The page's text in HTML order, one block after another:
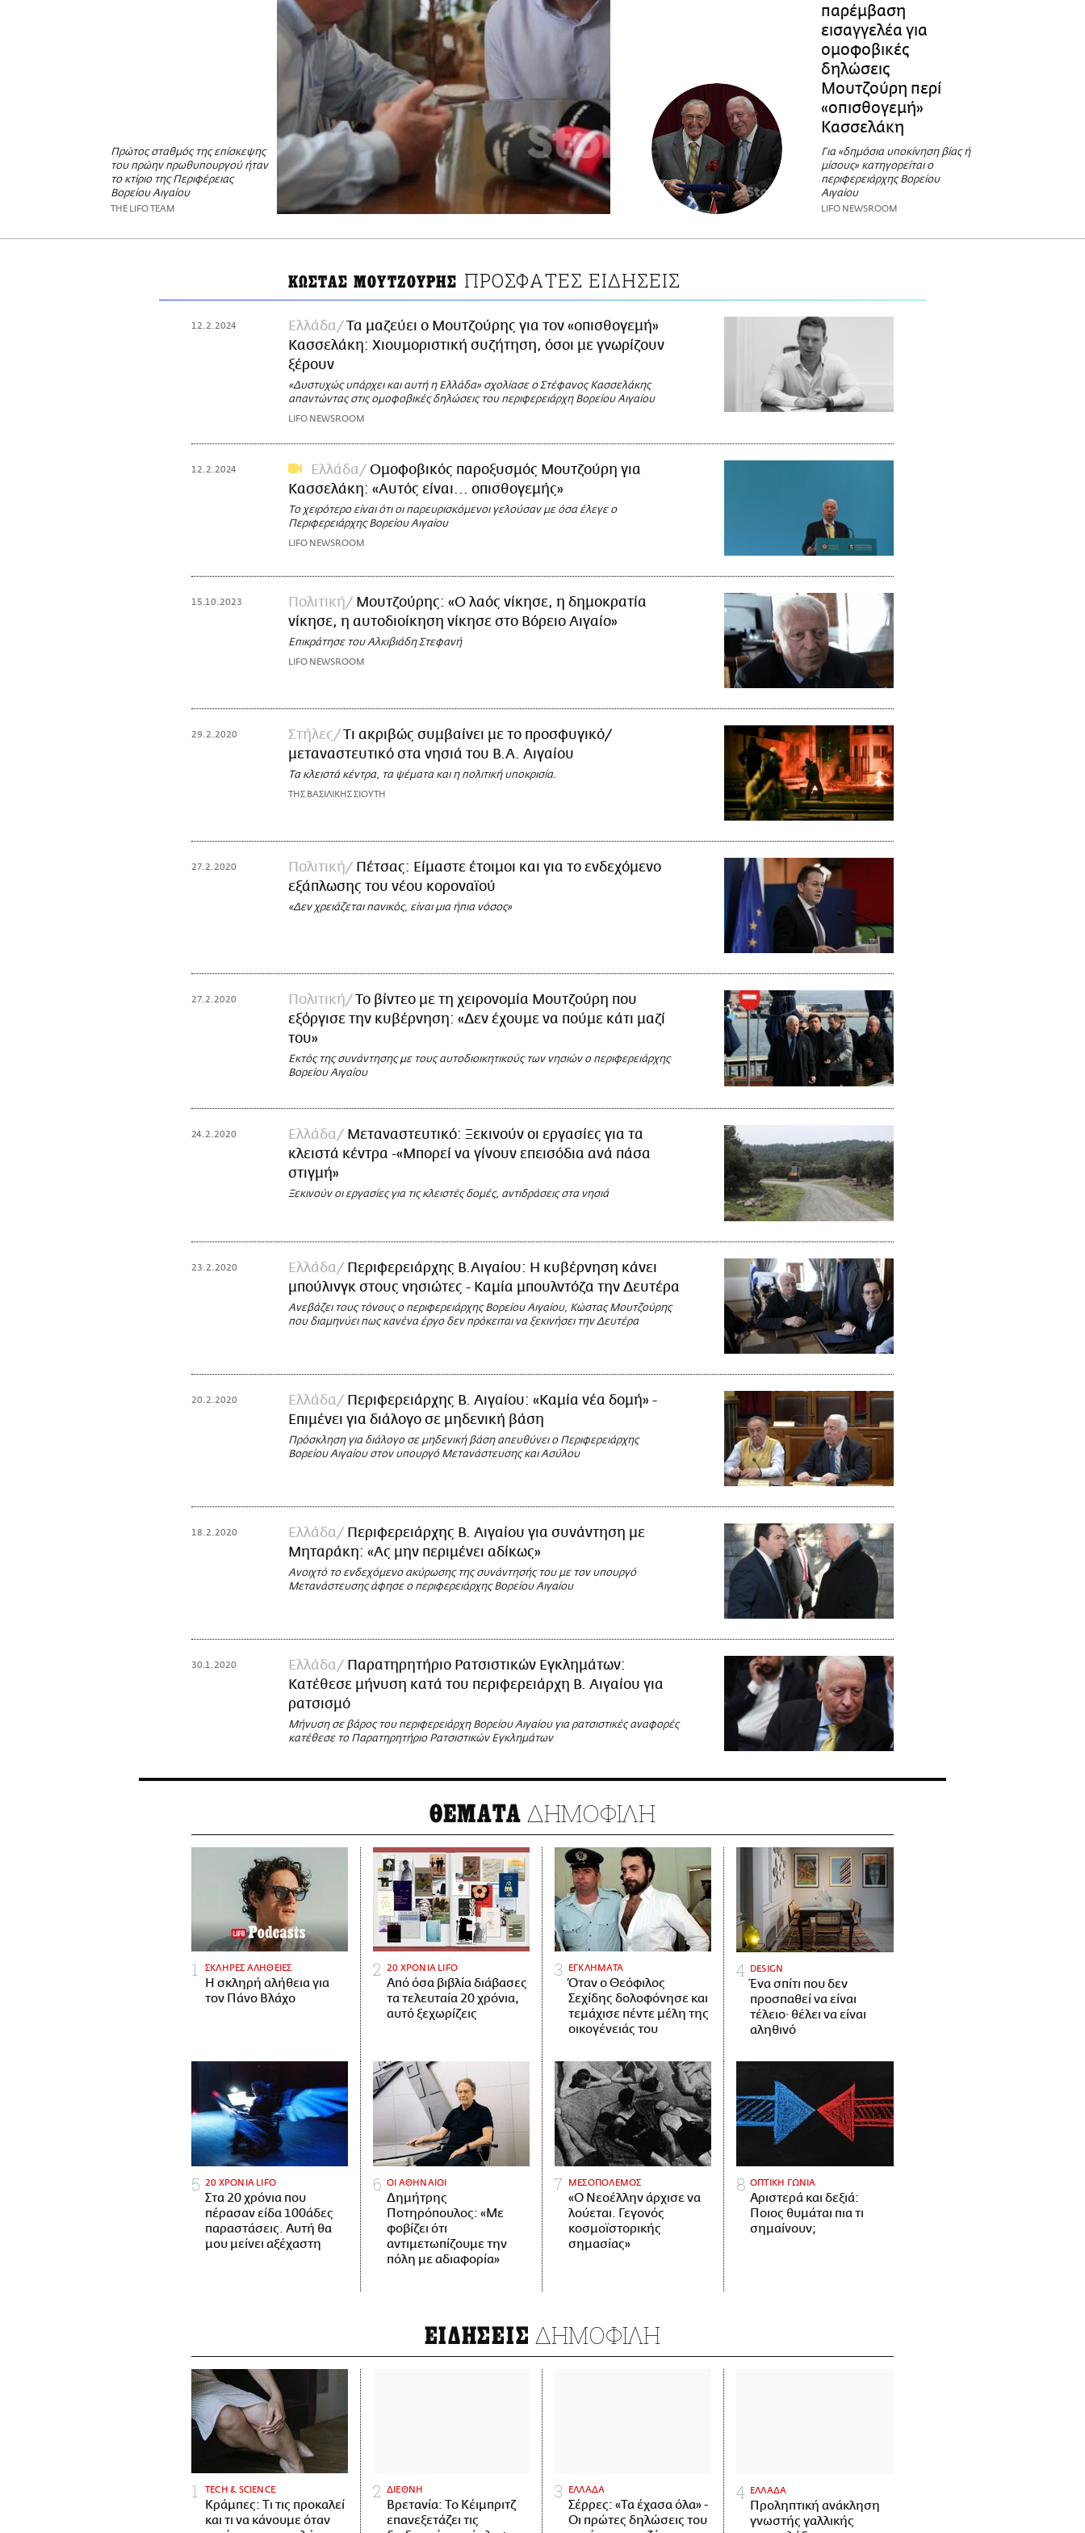
Πρώτος σταθμός της επίσκεψης
του πρώην πρωθυπουργού ήταν
το κτίριο της Περιφέρειας
Βορείου Αιγαίου
THE LIFO TEAM
παρέμβαση
εισαγγελέα για
ομοφοβικές
δηλώσεις
Μουτζούρη περί
«οπισθογεμή»
Κασσελάκη
Για «δημόσια υποκίνηση βίας ή
μίσους» κατηγορείται ο
περιφερειάρχης Βορείου
Αιγαίου
LIFO NEWSROOM
ΚΩΣΤΑΣ ΜΟΥΤΖΟΥΡΗΣ ΠΡΟΣΦΑΤΕΣ ΕΙΔΗΣΕΙΣ
12.2.2024 Ελλάδα
Τα μαζεύει ο Μουτζούρης για τον «οπισθογεμή»
Κασσελάκη: Χιουμοριστική συζήτηση, όσοι με γνωρίζουν
ξέρουν
«Δυστυχώς υπάρχει και αυτή η Ελλάδα» σχολίασε ο Στέφανος Κασσελάκης
απαντώντας στις ομοφοβικές δηλώσεις του περιφερειάρχη Βορείου Αιγαίου
LIFO NEWSROOM
12.2.2024 Ελλάδα
Ομοφοβικός παροξυσμός Μουτζούρη για
Κασσελάκη: «Αυτός είναι... οπισθογεμής»
Το χειρότερο είναι ότι οι παρευρισκόμενοι γελούσαν με όσα έλεγε ο
Περιφερειάρχης Βορείου Αιγαίου
LIFO NEWSROOM
15.10.2023 Πολιτική
Μουτζούρης: «Ο λαός νίκησε, η δημοκρατία
νίκησε, η αυτοδιοίκηση νίκησε στο Βόρειο Αιγαίο»
Επικράτησε του Αλκιβιάδη Στεφανή
LIFO NEWSROOM
29.2.2020 Στήλες
Τι ακριβώς συμβαίνει με το προσφυγικό/
μεταναστευτικό στα νησιά του Β.Α. Αιγαίου
Τα κλειστά κέντρα, τα ψέματα και η πολιτική υποκρισία.
ΤΗΣ ΒΑΣΙΛΙΚΗΣ ΣΙΟΥΤΗ
27.2.2020 Πολιτική
Πέτσας: Είμαστε έτοιμοι και για το ενδεχόμενο
εξάπλωσης του νέου κοροναϊού
«Δεν χρειάζεται πανικός, είναι μια ήπια νόσος»
27.2.2020 Πολιτική
Το βίντεο με τη χειρονομία Μουτζούρη που
εξόργισε την κυβέρνηση: «Δεν έχουμε να πούμε κάτι μαζί
του»
Εκτός της συνάντησης με τους αυτοδιοικητικούς των νησιών ο περιφερειάρχης
Βορείου Αιγαίου
24.2.2020 Ελλάδα
Μεταναστευτικό: Ξεκινούν οι εργασίες για τα
κλειστά κέντρα -«Μπορεί να γίνουν επεισόδια ανά πάσα
στιγμή»
Ξεκινούν οι εργασίες για τις κλειστές δομές, αντιδράσεις στα νησιά
23.2.2020 Ελλάδα
Περιφερειάρχης Β.Αιγαίου: Η κυβέρνηση κάνει
μπούλινγκ στους νησιώτες - Καμία μπουλντόζα την Δευτέρα
Ανεβάζει τους τόνους ο περιφερειάρχης Βορείου Αιγαίου, Κώστας Μουτζούρης
που διαμηνύει πως κανένα έργο δεν πρόκειται να ξεκινήσει την Δευτέρα
20.2.2020 Ελλάδα
Περιφερειάρχης Β. Αιγαίου: «Καμία νέα δομή» -
Επιμένει για διάλογο σε μηδενική βάση
Πρόσκληση για διάλογο σε μηδενική βάση απευθύνει ο Περιφερειάρχης
Βορείου Αιγαίου στον υπουργό Μετανάστευσης και Ασύλου
18.2.2020 Ελλάδα
Περιφερειάρχης Β. Αιγαίου για συνάντηση με
Μηταράκη: «Ας μην περιμένει αδίκως»
Ανοιχτό το ενδεχόμενο ακύρωσης της συνάντησής του με τον υπουργό
Μετανάστευσης άφησε ο περιφερειάρχης Βορείου Αιγαίου
30.1.2020 Ελλάδα
Παρατηρητήριο Ρατσιστικών Εγκλημάτων:
Κατέθεσε μήνυση κατά του περιφερειάρχη Β. Αιγαίου για
ρατσισμό
Μήνυση σε βάρος του περιφερειάρχη Βορείου Αιγαίου για ρατσιστικές αναφορές
κατέθεσε το Παρατηρητήριο Ρατσιστικών Εγκλημάτων
ΘΕΜΑΤΑ ΔΗΜΟΦΙΛΗ
ΣΚΛΗΡΕΣ ΑΛΗΘΕΙΕΣ
H σκληρή αλήθεια για
τον Πάνο Βλάχο
20 ΧΡΟΝΙΑ LIFO
Από όσα βιβλία διάβασες
τα τελευταία 20 χρόνια,
αυτό ξεχωρίζεις
ΕΓΚΛΗΜΑΤΑ
Όταν ο Θεόφιλος
Σεχίδης δολοφόνησε και
τεμάχισε πέντε μέλη της
οικογένειάς του
DESIGN
Ένα σπίτι που δεν
προσπαθεί να είναι
τέλειο· θέλει να είναι
αληθινό
20 ΧΡΟΝΙΑ LIFO
Στα 20 χρόνια που
πέρασαν είδα 100άδες
παραστάσεις. Αυτή θα
μου μείνει αξέχαστη
ΟΙ ΑΘΗΝΑΙΟΙ
Δημήτρης
Ποτηρόπουλος: «Με
φοβίζει ότι
αντιμετωπίζουμε την
πόλη με αδιαφορία»
ΜΕΣΟΠΟΛΕΜΟΣ
«Ο Νεοέλλην άρχισε να
λούεται. Γεγονός
κοσμοϊστορικής
σημασίας»
ΟΠΤΙΚΗ ΓΩΝΙΑ
Αριστερά και δεξιά:
Ποιος θυμάται πια τι
σημαίνουν;
ΕΙΔΗΣΕΙΣ ΔΗΜΟΦΙΛΗ
ΤECH & SCIENCE
Κράμπες: Τι τις προκαλεί
και τι να κάνουμε όταν
ΔΙΕΘΝΗ
Βρετανία: Το Κέιμπριτζ
επανεξετάζει τις
ΕΛΛΑΔΑ
Σέρρες: «Τα έχασα όλα» -
Οι πρώτες δηλώσεις του
ΕΛΛΑΔΑ
Προληπτική ανάκληση
γνωστής γαλλικής